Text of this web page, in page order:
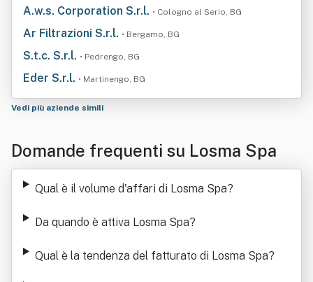
A.w.s. Corporation S.r.l. • Cologno al Serio, BG
Ar Filtrazioni S.r.l. • Bergamo, BG
S.t.c. S.r.l. • Pedrengo, BG
Eder S.r.l. • Martinengo, BG
Vedi più aziende simili
Domande frequenti su Losma Spa
Qual è il volume d'affari di Losma Spa?
Da quando è attiva Losma Spa?
Qual è la tendenza del fatturato di Losma Spa?